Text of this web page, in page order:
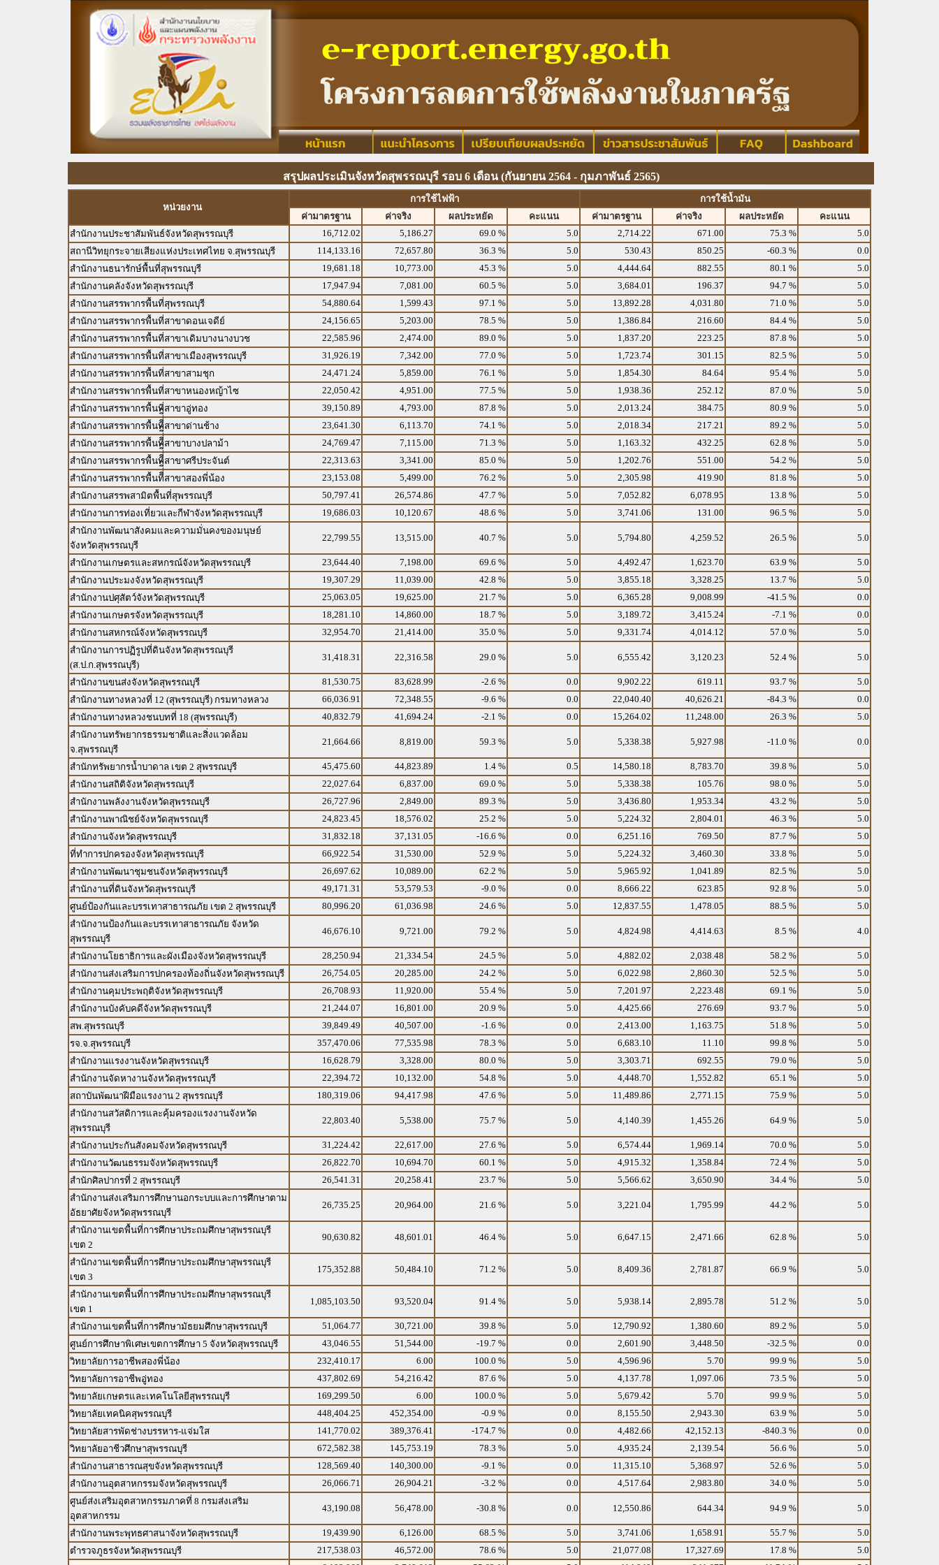
สรุปผลประเมินจังหวัดสุพรรณบุรี รอบ 6 เดือน (กันยายน 2564 - กุมภาพันธ์ 2565)
หน่วยงาน
การใช้ไฟฟ้า
การใช้น้ำมัน
ค่ามาตรฐาน
ค่าจริง ผลประหยัด คะแนน ค่ามาตรฐาน ค่าจริง ผลประหยัด
คะแนน
สำนักงานประชาสัมพันธ์จังหวัดสุพรรณบุรี
16,712.02 5,186.27 69.0 % 5.0 2,714.22 671.00 75.3 %
5.0
สถานีวิทยุกระจายเสียงแห่งประเทศไทย จ.สุพรรณบุรี
114,133.16 72,657.80 36.3 % 5.0 530.43 850.25 -60.3 %
0.0
สำนักงานธนารักษ์พื้นที่สุพรรณบุรี
19,681.18 10,773.00 45.3 % 5.0 4,444.64 882.55 80.1 %
5.0
สำนักงานคลังจังหวัดสุพรรณบุรี
17,947.94 7,081.00 60.5 % 5.0 3,684.01 196.37 94.7 %
5.0
สำนักงานสรรพากรพื้นที่สุพรรณบุรี
54,880.64 1,599.43 97.1 % 5.0 13,892.28 4,031.80 71.0 %
5.0
สำนักงานสรรพากรพื้นที่สาขาดอนเจดีย์
24,156.65 5,203.00 78.5 % 5.0 1,386.84 216.60 84.4 %
5.0
สำนักงานสรรพากรพื้นที่สาขาเดิมบางนางบวช
22,585.96 2,474.00 89.0 % 5.0 1,837.20 223.25 87.8 %
5.0
สำนักงานสรรพากรพื้นที่สาขาเมืองสุพรรณบุรี
31,926.19 7,342.00 77.0 % 5.0 1,723.74 301.15 82.5 %
5.0
สำนักงานสรรพากรพื้นที่สาขาสามชุก
24,471.24 5,859.00 76.1 % 5.0 1,854.30 84.64 95.4 %
5.0
สำนักงานสรรพากรพื้นที่สาขาหนองหญ้าไซ
22,050.42 4,951.00 77.5 % 5.0 1,938.36 252.12 87.0 %
5.0
สำนักงานสรรพากรพื้นที่สาขาอู่ทอง
39,150.89 4,793.00 87.8 % 5.0 2,013.24 384.75 80.9 %
5.0
สำนักงานสรรพากรพื้นทีี่่ี่ีสาขาด่านช้าง
23,641.30 6,113.70 74.1 % 5.0 2,018.34 217.21 89.2 %
5.0
สำนักงานสรรพากรพื้นทีี่่ี่ีสาขาบางปลาม้า
24,769.47 7,115.00 71.3 % 5.0 1,163.32 432.25 62.8 %
5.0
สำนักงานสรรพากรพื้นทีี่่ี่ีสาขาศรีประจันต์
22,313.63 3,341.00 85.0 % 5.0 1,202.76 551.00 54.2 %
5.0
สำนักงานสรรพากรพื้นทีี่่ี่ีสาขาสองพี่น้อง
23,153.08 5,499.00 76.2 % 5.0 2,305.98 419.90 81.8 %
5.0
สำนักงานสรรพสามิตพื้นที่สุพรรณบุรี
50,797.41 26,574.86 47.7 % 5.0 7,052.82 6,078.95 13.8 %
5.0
สำนักงานการท่องเที่ยวและกีฬาจังหวัดสุพรรณบุรี
19,686.03 10,120.67 48.6 % 5.0 3,741.06 131.00 96.5 %
5.0
สำนักงานพัฒนาสังคมและความมั่นคงของมนุษย์
จังหวัดสุพรรณบุรี
22,799.55 13,515.00 40.7 % 5.0 5,794.80 4,259.52 26.5 % 5.0
สำนักงานเกษตรและสหกรณ์จังหวัดสุพรรณบุรี 23,644.40 7,198.00 69.6 % 5.0 4,492.47 1,623.70 63.9 %
5.0
สำนักงานประมงจังหวัดสุพรรณบุรี
19,307.29 11,039.00 42.8 % 5.0 3,855.18 3,328.25 13.7 %
5.0
สำนักงานปศุสัตว์จังหวัดสุพรรณบุรี
25,063.05 19,625.00 21.7 % 5.0 6,365.28 9,008.99 -41.5 %
0.0
สำนักงานเกษตรจังหวัดสุพรรณบุรี
18,281.10 14,860.00 18.7 % 5.0 3,189.72 3,415.24 -7.1 %
0.0
สำนักงานสหกรณ์จังหวัดสุพรรณบุรี
32,954.70 21,414.00 35.0 % 5.0 9,331.74 4,014.12 57.0 %
5.0
สำนักงานการปฏิรูปที่ดินจังหวัดสุพรรณบุรี
(ส.ป.ก.สุพรรณบุรี)
31,418.31 22,316.58 29.0 % 5.0 6,555.42 3,120.23 52.4 % 5.0
สำนักงานขนส่งจังหวัดสุพรรณบุรี 81,530.75 83,628.99 -2.6 % 0.0 9,902.22 619.11 93.7 %
5.0
สำนักงานทางหลวงที่ 12 (สุพรรณบุรี) กรมทางหลวง
66,036.91 72,348.55 -9.6 % 0.0 22,040.40 40,626.21 -84.3 %
0.0
สำนักงานทางหลวงชนบทที่ 18 (สุพรรณบุรี)
40,832.79 41,694.24 -2.1 % 0.0 15,264.02 11,248.00 26.3 %
5.0
สำนักงานทรัพยากรธรรมชาติและสิ่งแวดล้อม
จ.สุพรรณบุรี
21,664.66 8,819.00 59.3 % 5.0 5,338.38 5,927.98 -11.0 % 0.0
สำนักทรัพยากรน้ำบาดาล เขต 2 สุพรรณบุรี 45,475.60 44,823.89 1.4 % 0.5 14,580.18 8,783.70 39.8 %
5.0
สำนักงานสถิติจังหวัดสุพรรณบุรี
22,027.64 6,837.00 69.0 % 5.0 5,338.38 105.76 98.0 %
5.0
สำนักงานพลังงานจังหวัดสุพรรณบุรี
26,727.96 2,849.00 89.3 % 5.0 3,436.80 1,953.34 43.2 %
5.0
สำนักงานพาณิชย์จังหวัดสุพรรณบุรี
24,823.45 18,576.02 25.2 % 5.0 5,224.32 2,804.01 46.3 %
5.0
สำนักงานจังหวัดสุพรรณบุรี
31,832.18 37,131.05 -16.6 % 0.0 6,251.16 769.50 87.7 %
5.0
ที่ทำการปกครองจังหวัดสุพรรณบุรี
66,922.54 31,530.00 52.9 % 5.0 5,224.32 3,460.30 33.8 %
5.0
สำนักงานพัฒนาชุมชนจังหวัดสุพรรณบุรี
26,697.62 10,089.00 62.2 % 5.0 5,965.92 1,041.89 82.5 %
5.0
สำนักงานที่ดินจังหวัดสุพรรณบุรี
49,171.31 53,579.53 -9.0 % 0.0 8,666.22 623.85 92.8 %
5.0
ศูนย์ป้องกันและบรรเทาสาธารณภัย เขต 2 สุพรรณบุรี
80,996.20 61,036.98 24.6 % 5.0 12,837.55 1,478.05 88.5 %
5.0
สำนักงานป้องกันและบรรเทาสาธารณภัย จังหวัด
สุพรรณบุรี
46,676.10 9,721.00 79.2 % 5.0 4,824.98 4,414.63 8.5 % 4.0
สำนักงานโยธาธิการและผังเมืองจังหวัดสุพรรณบุรี 28,250.94 21,334.54 24.5 % 5.0 4,882.02 2,038.48 58.2 %
5.0
สำนักงานส่งเสริมการปกครองท้องถิ่นจังหวัดสุพรรณบุรี
26,754.05 20,285.00 24.2 % 5.0 6,022.98 2,860.30 52.5 %
5.0
สำนักงานคุมประพฤติจังหวัดสุพรรณบุรี
26,708.93 11,920.00 55.4 % 5.0 7,201.97 2,223.48 69.1 %
5.0
สำนักงานบังคับคดีจังหวัดสุพรรณบุรี
21,244.07 16,801.00 20.9 % 5.0 4,425.66 276.69 93.7 %
5.0
สพ.สุพรรณบุรี
39,849.49 40,507.00 -1.6 % 0.0 2,413.00 1,163.75 51.8 %
5.0
รจ.จ.สุพรรณบุรี
357,470.06 77,535.98 78.3 % 5.0 6,683.10 11.10 99.8 %
5.0
สำนักงานแรงงานจังหวัดสุพรรณบุรี
16,628.79 3,328.00 80.0 % 5.0 3,303.71 692.55 79.0 %
5.0
สำนักงานจัดหางานจังหวัดสุพรรณบุรี
22,394.72 10,132.00 54.8 % 5.0 4,448.70 1,552.82 65.1 %
5.0
สถาบันพัฒนาฝีมือแรงงาน 2 สุพรรณบุรี
180,319.06 94,417.98 47.6 % 5.0 11,489.86 2,771.15 75.9 %
5.0
สำนักงานสวัสดิการและคุ้มครองแรงงานจังหวัด
สุพรรณบุรี
22,803.40 5,538.00 75.7 % 5.0 4,140.39 1,455.26 64.9 % 5.0
สำนักงานประกันสังคมจังหวัดสุพรรณบุรี 31,224.42 22,617.00 27.6 % 5.0 6,574.44 1,969.14 70.0 %
5.0
สำนักงานวัฒนธรรมจังหวัดสุพรรณบุรี
26,822.70 10,694.70 60.1 % 5.0 4,915.32 1,358.84 72.4 %
5.0
สำนักศิลปากรที่ 2 สุพรรณบุรี
26,541.31 20,258.41 23.7 % 5.0 5,566.62 3,650.90 34.4 %
5.0
สำนักงานส่งเสริมการศึกษานอกระบบและการศึกษาตาม
อัธยาศัยจังหวัดสุพรรณบุรี
26,735.25 20,964.00 21.6 % 5.0 3,221.04 1,795.99 44.2 % 5.0
สำนักงานเขตพื้นที่การศึกษาประถมศึกษาสุพรรณบุรี
เขต 2
90,630.82 48,601.01 46.4 % 5.0 6,647.15 2,471.66 62.8 % 5.0
สำนักงานเขตพื้นที่การศึกษาประถมศึกษาสุพรรณบุรี
เขต 3
175,352.88 50,484.10 71.2 % 5.0 8,409.36 2,781.87 66.9 % 5.0
สำนักงานเขตพื้นที่การศึกษาประถมศึกษาสุพรรณบุรี
เขต 1
1,085,103.50 93,520.04 91.4 % 5.0 5,938.14 2,895.78 51.2 % 5.0
สำนักงานเขตพื้นที่การศึกษามัธยมศึกษาสุพรรณบุรี 51,064.77 30,721.00 39.8 % 5.0 12,790.92 1,380.60 89.2 %
5.0
ศูนย์การศึกษาพิเศษเขตการศึกษา 5 จังหวัดสุพรรณบุรี
43,046.55 51,544.00 -19.7 % 0.0 2,601.90 3,448.50 -32.5 %
0.0
วิทยาลัยการอาชีพสองพี่น้อง
232,410.17 6.00 100.0 % 5.0 4,596.96 5.70 99.9 %
5.0
วิทยาลัยการอาชีพอู่ทอง
437,802.69 54,216.42 87.6 % 5.0 4,137.78 1,097.06 73.5 %
5.0
วิทยาลัยเกษตรและเทคโนโลยีสุพรรณบุรี
169,299.50 6.00 100.0 % 5.0 5,679.42 5.70 99.9 %
5.0
วิทยาลัยเทคนิคสุพรรณบุรี
448,404.25 452,354.00 -0.9 % 0.0 8,155.50 2,943.30 63.9 %
5.0
วิทยาลัยสารพัดช่างบรรหาร-แจ่มใส
141,770.02 389,376.41 -174.7 % 0.0 4,482.66 42,152.13 -840.3 %
0.0
วิทยาลัยอาชีวศึกษาสุพรรณบุรี
672,582.38 145,753.19 78.3 % 5.0 4,935.24 2,139.54 56.6 %
5.0
สำนักงานสาธารณสุขจังหวัดสุพรรณบุรี
128,569.40 140,300.00 -9.1 % 0.0 11,315.10 5,368.97 52.6 %
5.0
สำนักงานอุตสาหกรรมจังหวัดสุพรรณบุรี
26,066.71 26,904.21 -3.2 % 0.0 4,517.64 2,983.80 34.0 %
5.0
ศูนย์ส่งเสริมอุตสาหกรรมภาคที่ 8 กรมส่งเสริม
อุตสาหกรรม
43,190.08 56,478.00 -30.8 % 0.0 12,550.86 644.34 94.9 % 5.0
สำนักงานพระพุทธศาสนาจังหวัดสุพรรณบุรี 19,439.90 6,126.00 68.5 % 5.0 3,741.06 1,658.91 55.7 %
5.0
ตำรวจภูธรจังหวัดสุพรรณบุรี
217,538.03 46,572.00 78.6 % 5.0 21,077.08 17,327.69 17.8 %
5.0